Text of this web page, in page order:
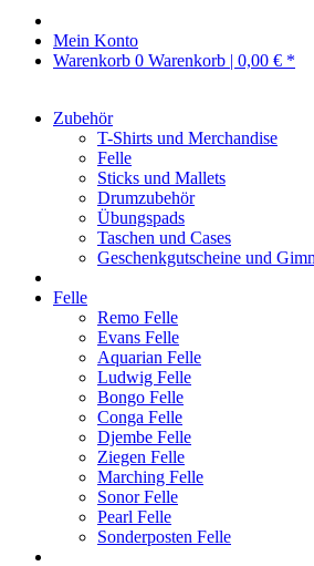
Mein Konto
Warenkorb 0 Warenkorb | 0,00 € *
Zubehör
T-Shirts und Merchandise
Felle
Sticks und Mallets
Drumzubehör
Übungspads
Taschen und Cases
Geschenkgutscheine und
Felle
Remo Felle
Evans Felle
Aquarian Felle
Ludwig Felle
Bongo Felle
Conga Felle
Djembe Felle
Ziegen Felle
Marching Felle
Sonor Felle
Pearl Felle
Sonderposten Felle